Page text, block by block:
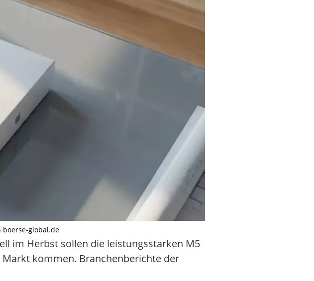
global.de
im Herbst sollen die leistungsstarken M5
kommen. Branchenberichte der